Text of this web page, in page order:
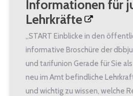
Informationen für
Lehrkräfte
„START Einblicke in den
informative Broschüre der
und tarifunion Gerade für Sie
neu im Amt befindliche
und wichtig zu wissen, welche